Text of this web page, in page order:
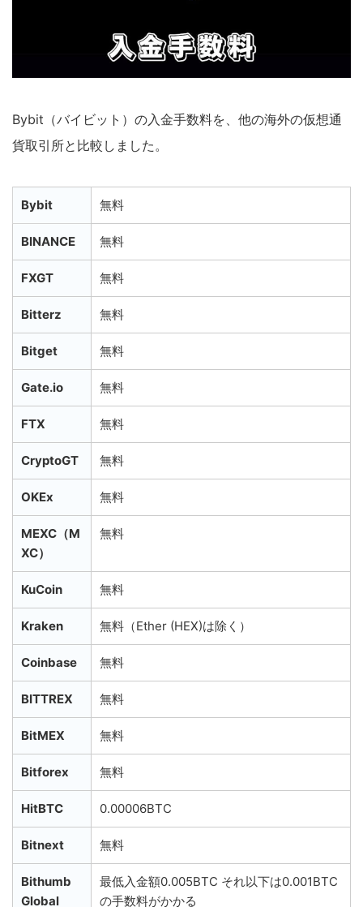
Bybit（バイビット）の入金手数料を、他の海外の仮想通
貨取引所と比較しました。
Bybit 無料
BINANCE 無料
FXGT 無料
Bitterz 無料
Bitget 無料
Gate.io 無料
FTX 無料
CryptoGT 無料
OKEx 無料
MEXC（M
XC）
無料
KuCoin 無料
Kraken 無料（Ether (HEX)は除く）
Coinbase 無料
BITTREX 無料
BitMEX 無料
Bitforex 無料
HitBTC 0.00006BTC
Bitnext 無料
Bithumb
Global
最低入金額0.005BTC それ以下は0.001BTC
の手数料がかかる